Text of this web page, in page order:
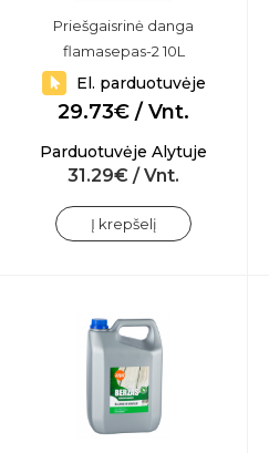
Priešgaisrinė danga
flamasepas-2 10L
El. parduotuvėje
29.73€ / Vnt.
Parduotuvėje Alytuje
31.29€ / Vnt.
Į krepšelį